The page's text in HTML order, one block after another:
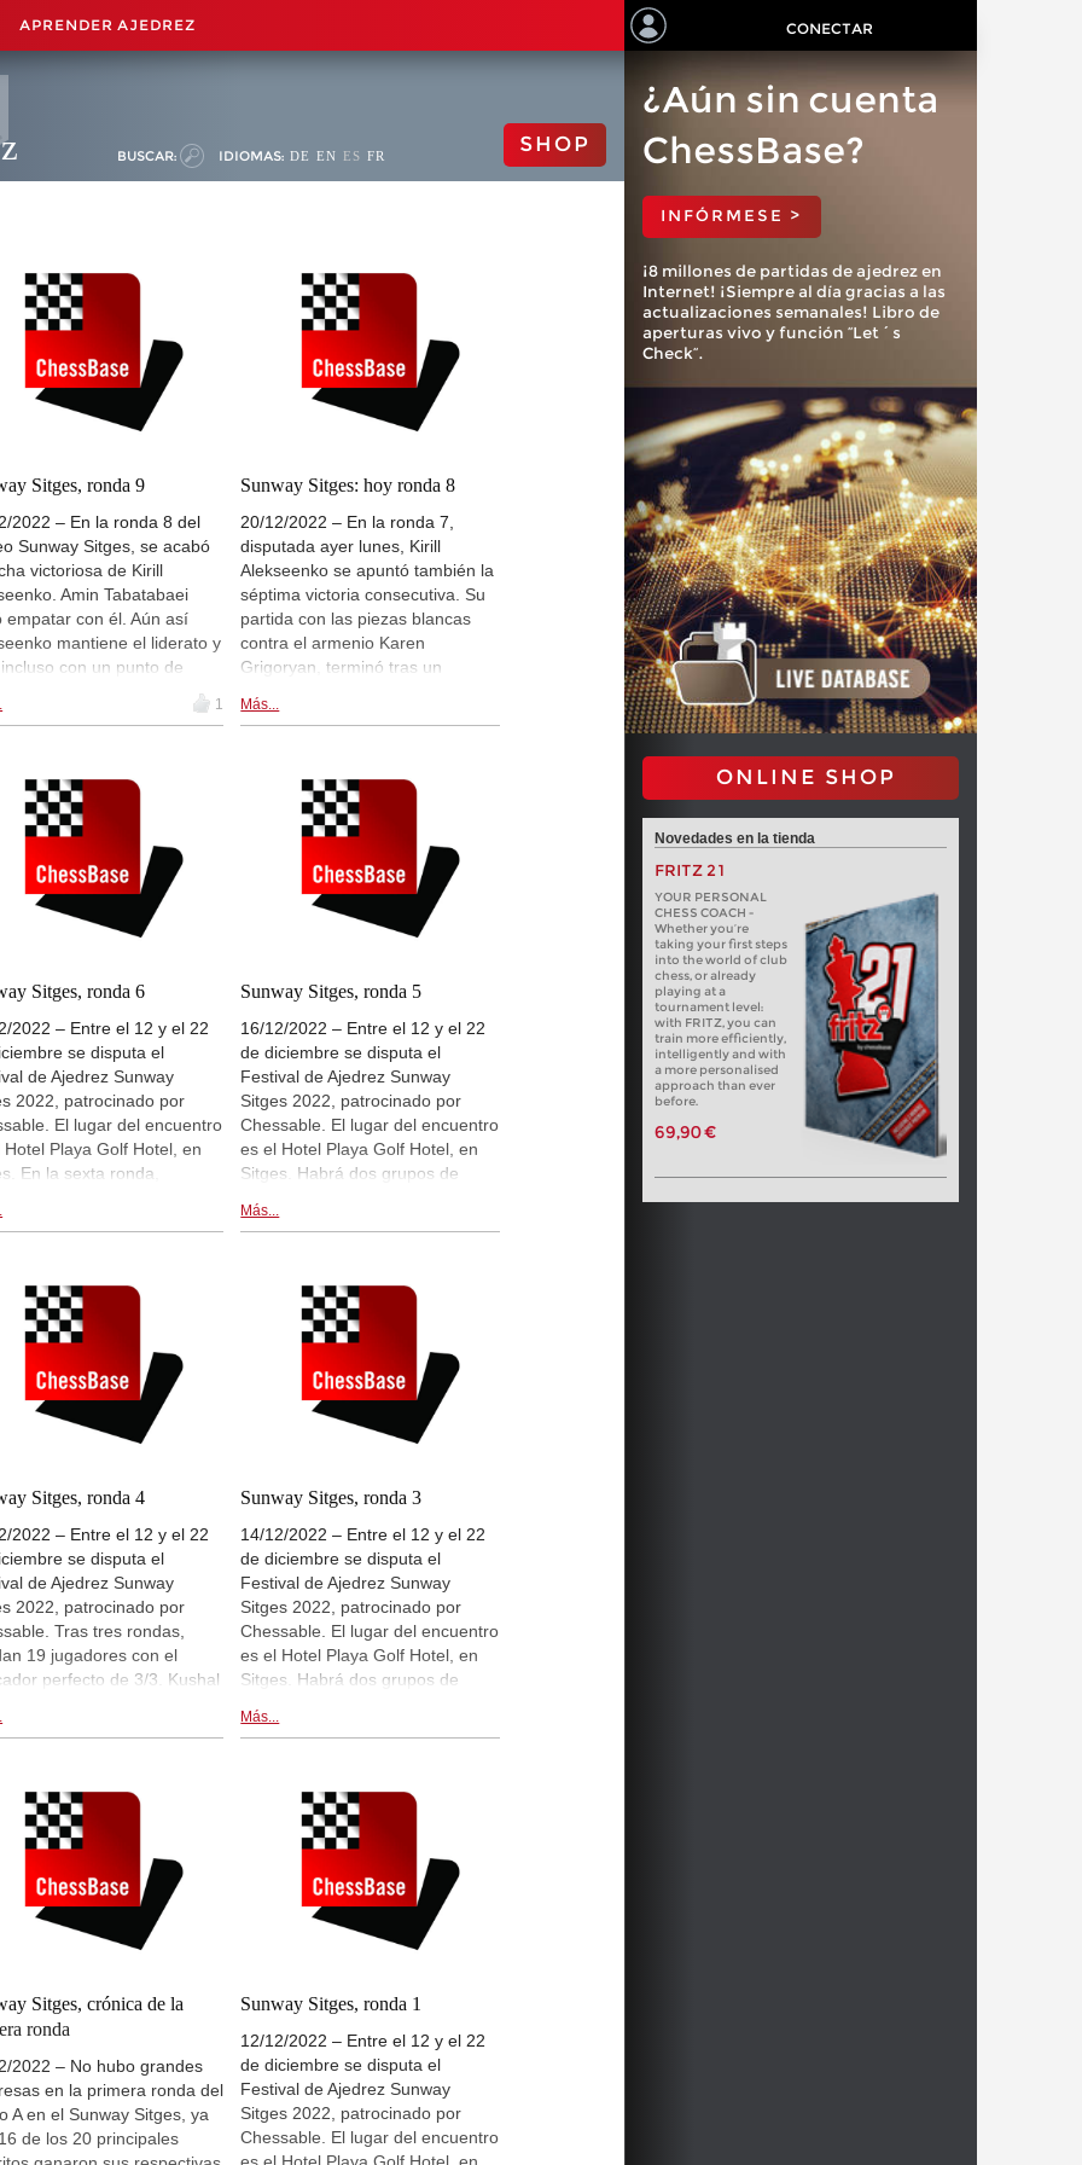
APRENDER AJEDREZ CONECTAR
BUSCAR: IDIOMAS: DE EN ES FR SHOP
Sitges, ronda 9
2022 – En la ronda 8 del
Sunway Sitges, se acabó
victoriosa de Kirill
Amin Tabatabaei
empatar con él. Aún así
mantiene el liderato y
con un punto de
frente a los más cercanos
un grupo de cinco
Elo, Yu Yangyi y
Niemann forman parte del
de perseguidores. Esta
se disputa la ronda 9. Hay
en
y dentro de
noticia, a partir de las 16:30
la ronda | Foto:
Sitges 2022
1
Sunway Sitges: hoy ronda 8
20/12/2022 – En la ronda 7,
disputada ayer lunes, Kirill
Alekseenko se apuntó también la
séptima victoria consecutiva. Su
partida con las piezas blancas
contra el armenio Karen
Grigoryan, terminó tras un
32 movimientos. Los dos más
Hay retransmisiones en
live.chessbase.com y dentro de
esta noticia, a partir de las 16:30
CET.Ronda 8. | Foto: Sunway
Sitges 2022
Más...
Sitges, ronda 6
2022 – Entre el 12 y el 22
se disputa el
de Ajedrez Sunway
2022, patrocinado por
El lugar del encuentro
Hotel Playa Golf Hotel, en
En la sexta ronda,
derrotó al anterior co-
único líder, previamente al
descanso (el domingo).
sigue con el
perfecto de 6/6 puntos.
cercano perseguidor de
es Karen Grigoryan,
derrotó a Anton
Esta tarde se disputará
7. | Foto: Sunway Sitges
Sunway Sitges, ronda 5
16/12/2022 – Entre el 12 y el 22
de diciembre se disputa el
Festival de Ajedrez Sunway
Sitges 2022, patrocinado por
Chessable. El lugar del encuentro
es el Hotel Playa Golf Hotel, en
Sitges. Habrá dos grupos de
participantes. Para el grupo A se
como, por ejemplo, Yu Yangyi,
Andrei Esipenko y Vassily
Ivanchuk. El premio para el
ganador del torneo son 5.000
euros en metálico. Hay
retransmisiones en
live.chessbase.com y dentro de
CET. Ronda 5. | En la foto: Vassily
Ivanchuk y Anton Korobov en un
primer plano | Foto: Suway Sitges
Open 2022
Más...
Sitges, ronda 4
2022 – Entre el 12 y el 22
se disputa el
de Ajedrez Sunway
2022, patrocinado por
Tras tres rondas,
19 jugadores con el
perfecto de 3/3. Kushal
Elo de 1801
jugadores que son
más fuertes que él, al
entre los 2250 y los 2500
Los favoritos como, por
Yu Yangyi, Hans
y Jorden van Foreest
foto) igualmente forman
en
y dentro de
Ronda 4. | Foto:
Mokal (ChessBase India)
Sunway Sitges, ronda 3
14/12/2022 – Entre el 12 y el 22
de diciembre se disputa el
Festival de Ajedrez Sunway
Sitges 2022, patrocinado por
Chessable. El lugar del encuentro
es el Hotel Playa Golf Hotel, en
Sitges. Habrá dos grupos de
participantes. Para el grupo A se
como, por ejemplo, Yu Yangyi,
Andrei Esipenko y Vassily
Ivanchuk. El premio para el
ganador del torneo son 5.000
euros en metálico. Hay
retransmisiones en
live.chessbase.com y dentro de
CET. Ronda 3. | Foto: Chessable
/ Sunway Sitges 2022
Más...
Sitges, crónica de la
ronda
2022 – No hubo grandes
en la primera ronda del
A en el Sunway Sitges, ya
de los 20 principales
Sunway Sitges, ronda 1
12/12/2022 – Entre el 12 y el 22
de diciembre se disputa el
Festival de Ajedrez Sunway
Sitges 2022, patrocinado por
Chessable. El lugar del encuentro
¿Aún sin cuenta
ChessBase?
INFÓRMESE >
¡8 millones de partidas de ajedrez en
Internet! ¡Siempre al día gracias a las
actualizaciones semanales! Libro de
aperturas vivo y función “Let´s
Check”.
ONLINE SHOP
Novedades en la tienda
FRITZ 21
YOUR PERSONAL
CHESS COACH -
Whether you’re
taking your first steps
into the world of club
chess, or already
playing at a
tournament level:
with FRITZ, you can
train more efficiently,
intelligently and with
a more personalised
approach than ever
before.
69,90 €